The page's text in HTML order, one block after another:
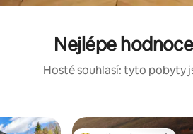
Nejlépe
Hosté souhlasí: tyto pobyty